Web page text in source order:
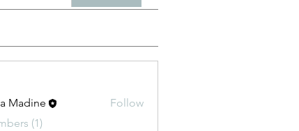
Madine
Follow
(1)